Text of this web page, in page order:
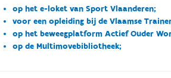
op het e-loket van Sport Vlaanderen;
voor een opleiding bij de Vlaamse
op het beweegplatform Actief Ouder
op de Multimovebibliotheek;